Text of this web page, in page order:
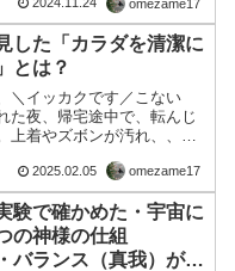
いうひとつのサイクルがあ
しか存在し...
omezame17
した「カラダを清潔に
とは？
＼イッカクです／こない
た夜、帰宅途中で、転んじ
上着やズボンが汚れ、、そ
り傷、切り傷、少々の打
目に遭いました。対向車が
が不幸中の幸いな...
2025.02.05 omezame17
験で確かめた・宇宙に
の神様の仕組
バランス（真我）が大